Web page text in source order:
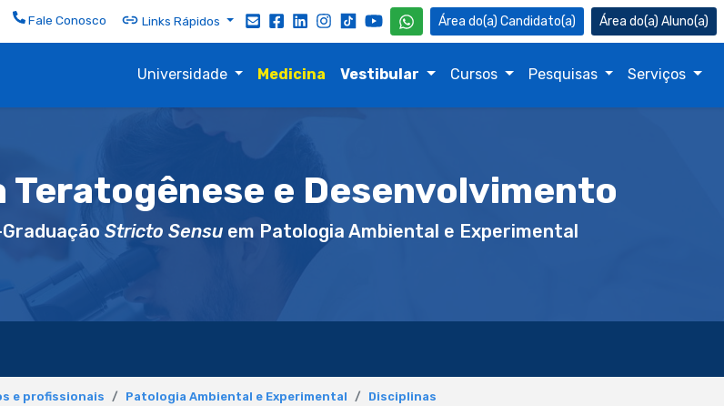
Fale Conosco Links Rápidos Candidato(a) Aluno(a)
Universidade Medicina Vestibular Cursos Pesquisas Serviços
Teratogênese e Desenvolvimento
Stricto Sensu em Patologia Ambiental e Experimental
e profissionais Patologia Ambiental e Experimental
Disciplinas